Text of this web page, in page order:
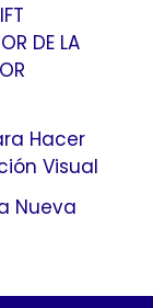
DE LA
Hacer
Visual
Nueva